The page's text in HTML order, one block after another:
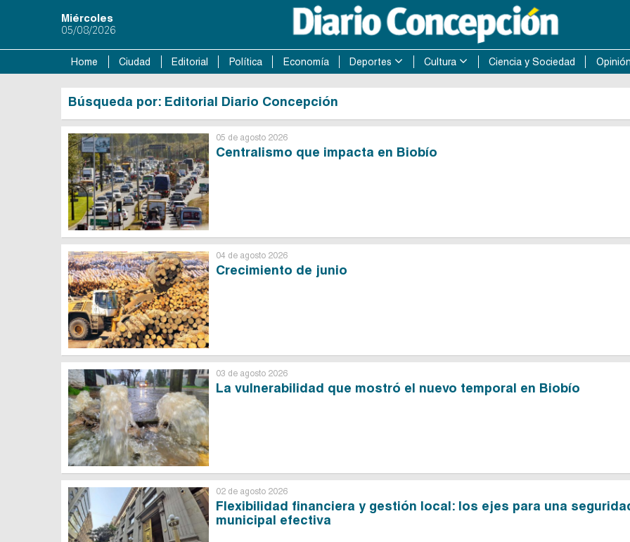
Miércoles
05/08/2026
Home Ciudad Editorial Política Economía Deportes Cultura Ciencia y Sociedad
Búsqueda por: Editorial Diario Concepción
05 de agosto 2026
Centralismo que impacta en Biobío
04 de agosto 2026
Crecimiento de junio
03 de agosto 2026
La vulnerabilidad que mostró el nuevo temporal en Biobío
02 de agosto 2026
Flexibilidad financiera y gestión local: los ejes para una
municipal efectiva